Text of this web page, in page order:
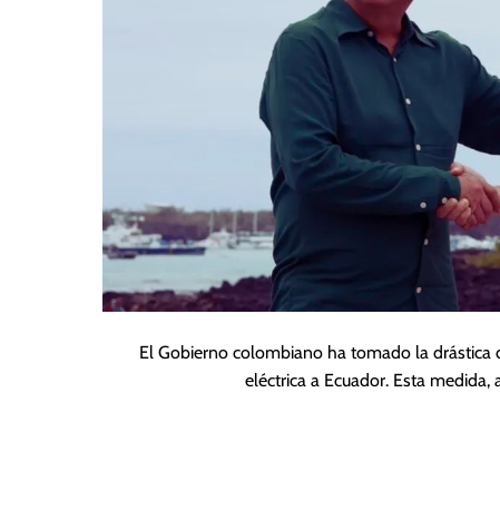
El Gobierno colombiano ha tomado la
eléctrica a Ecuador. Esta